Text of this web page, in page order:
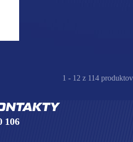
1 - 12 z 114 produktov
106